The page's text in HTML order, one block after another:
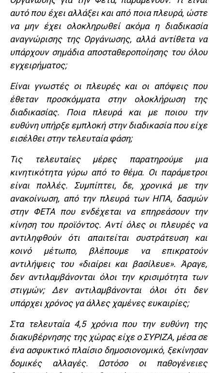
αυτό που έχει αλλάξει και από ποια πλευρά, ώστε
να μην έχει ολοκληρωθεί ακόμα η διαδικασία
αναγνώρισης της Οργάνωσης, αλλά αντίθετα να
υπάρχουν σημάδια αποσταθεροποίησης του όλου
εγχειρήματος;
Είναι γνωστές οι πλευρές και οι απόψεις που
έθεταν προσκόμματα στην ολοκλήρωση της
διαδικασίας. Ποια πλευρά και με ποιου την
ευθύνη υπήρξε εμπλοκή στην διαδικασία που είχε
εισέλθει στην τελευταία φάση;
Τις τελευταίες μέρες παρατηρούμε μια
κινητικότητα γύρω από το θέμα. Οι παράμετροι
είναι πολλές. Συμπίπτει, δε, χρονικά με την
ανακοίνωση, από την πλευρά των ΗΠΑ, δασμών
στην ΦΕΤΑ που ενδέχεται να επηρεάσουν την
κίνηση του προϊόντος. Αντί όλες οι πλευρές να
αντιληφθούν ότι απαιτείται συστράτευση και
κοινό μέτωπο, βλέπουμε να επικρατούν
αντιλήψεις του «διαίρει και βασίλευε». Άραγε,
δεν αντιλαμβάνονται όλοι την κρισιμότητα των
στιγμών; Δεν αντιλαμβάνονται όλοι ότι δεν
υπάρχει χρόνος γα άλλες χαμένες ευκαιρίες;
Στα τελευταία 4,5 χρόνια που την ευθύνη της
διακυβέρνησης της χώρας είχε ο ΣΥΡΙΖΑ, μέσα σε
ένα ασφυκτικό πλαίσιο δημοσιονομικό, ξεκίνησαν
δομικές αλλαγές. Ωστόσο οι παθογένειες